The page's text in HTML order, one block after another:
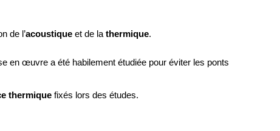
de l’acoustique et de la thermique.
en œuvre a été habilement étudiée pour éviter les ponts
thermique fixés lors des études.